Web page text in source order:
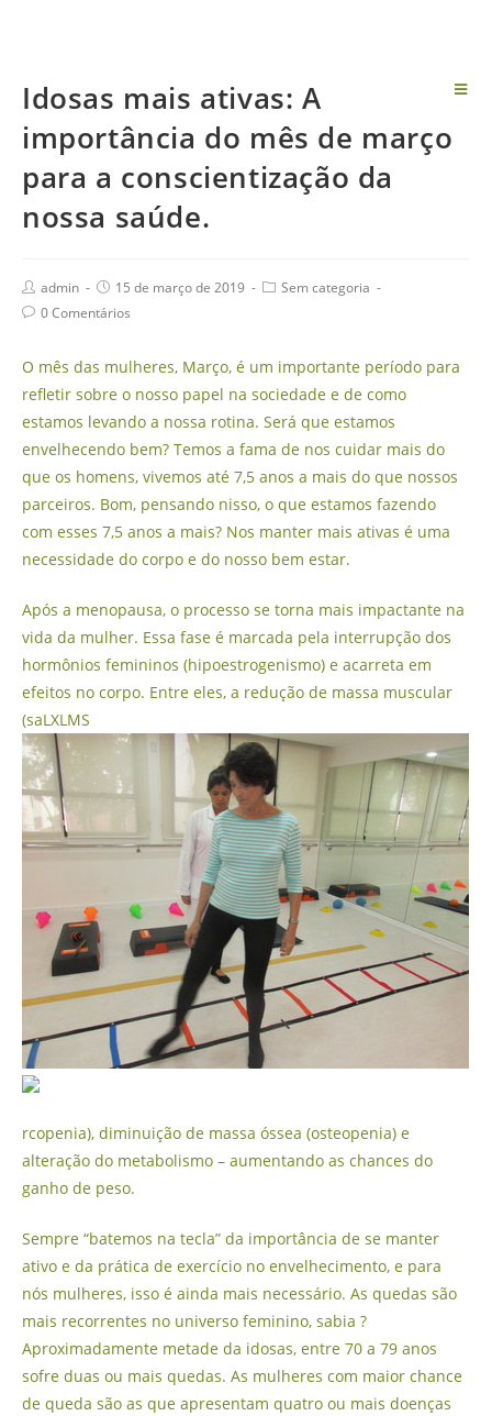
Idosas mais ativas: A
importância do mês de março
para a conscientização da
nossa saúde.
Post
Author:
admin
Post15 de março de 2019
PostSem categoria
Post0 Comentários
O mês das mulheres, Março, é um importante período para
refletir sobre o nosso papel na sociedade e de como
estamos levando a nossa rotina. Será que estamos
envelhecendo bem? Temos a fama de nos cuidar mais do
que os homens, vivemos até 7,5 anos a mais do que nossos
parceiros. Bom, pensando nisso, o que estamos fazendo
com esses 7,5 anos a mais? Nos manter mais ativas é uma
necessidade do corpo e do nosso bem estar.
Após a menopausa, o processo se torna mais impactante na
vida da mulher. Essa fase é marcada pela interrupção dos
hormônios femininos (hipoestrogenismo) e acarreta em
efeitos no corpo. Entre eles, a redução de massa muscular
(saLXLMS
rcopenia), diminuição de massa óssea (osteopenia) e
alteração do metabolismo – aumentando as chances do
ganho de peso.
Sempre “batemos na tecla” da importância de se manter
ativo e da prática de exercício no envelhecimento, e para
nós mulheres, isso é ainda mais necessário. As quedas são
mais recorrentes no universo feminino, sabia ?
Aproximadamente metade da idosas, entre 70 a 79 anos
sofre duas ou mais quedas. As mulheres com maior chance
de queda são as que apresentam quatro ou mais doenças